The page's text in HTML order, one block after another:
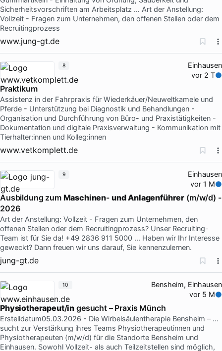
Sicherheitsvorschriften am Arbeitsplatz … Art der Anstellung:
Vollzeit - Fragen zum Unternehmen, den offenen Stellen oder dem
Recruitingprozess
www.jung-gt.de
Einhausen
vor 2 T
Praktikum
Assistenz in der Fahrpraxis für Wiederkäuer/Neuweltkamele und
Pferde - Unterstützung bei Diagnostik und Behandlungen -
Organisation und Durchführung von Büro- und Praxistätigkeiten -
Dokumentation und digitale Praxisverwaltung - Kommunikation mit
Tierhalter:innen und Kolleg:innen
www.vetkomplett.de
8
Einhausen
vor 1 M
Ausbildung zum Maschinen- undAnlagenführer (m/w/d) -
2026
Art der Anstellung: Vollzeit - Fragen zum Unternehmen, den
offenen Stellen oder dem Recruitingprozess? Unser Recruiting-
Team ist für Sie da! +49 2836 911 5000 ... Haben wir Ihr Interesse
geweckt? Dann freuen wir uns darauf, Sie kennenzulernen.
jung-gt.de
9
Bensheim, Einhausen
vor 5 M
Physiotherapeut/in gesucht – Praxis Münch
Erstelldatum05.03.2026 - Die Wirbelsäulentherapie Bensheim – ...
sucht zur Verstärkung ihres Teams Physiotherapeutinnen und
Physiotherapeuten (m/w/d) für die Standorte Bensheim und
Einhausen. Sowohl Vollzeit- als auch Teilzeitstellen sind möglich,
10